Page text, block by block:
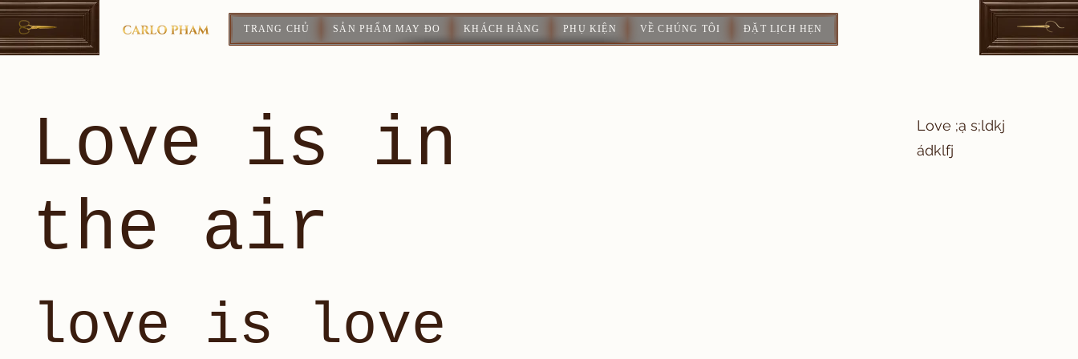
TRANG CHỦ SẢN PHẨM MAY ĐO KHÁCH HÀNG PHỤ KIỆN VỀ CHÚNG TÔI ĐẶT LỊCH HẸN
Love is in
the air
love is love
Love ;ạ s;ldkj
ádklfj